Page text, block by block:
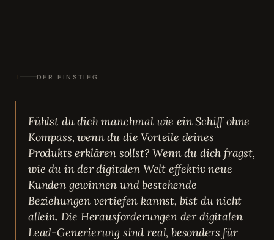
I DER EINSTIEG
Fühlst du dich manchmal wie ein Schiff ohne
Kompass, wenn du die Vorteile deines
Produkts erklären sollst? Wenn du dich fragst,
wie du in der digitalen Welt effektiv neue
Kunden gewinnen und bestehende
Beziehungen vertiefen kannst, bist du nicht
allein. Die Herausforderungen der digitalen
Lead-Generierung sind real, besonders für